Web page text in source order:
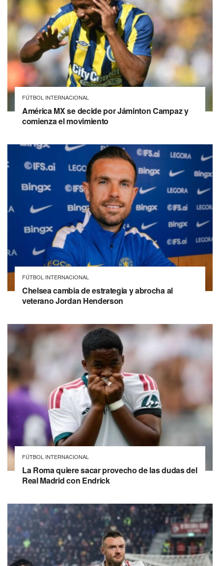
FÚTBOL INTERNACIONAL
América MX se decide por Jáminton Campaz y
comienza el movimiento
FÚTBOL INTERNACIONAL
Chelsea cambia de estrategia y abrocha al
veterano Jordan Henderson
FÚTBOL INTERNACIONAL
La Roma quiere sacar provecho de las dudas del
Real Madrid con Endrick